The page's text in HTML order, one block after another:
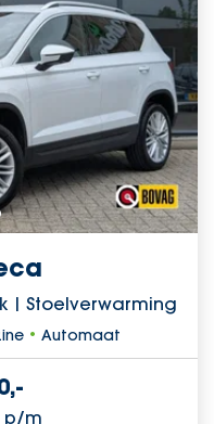
| Stoelverwarming
• Automaat
p/m